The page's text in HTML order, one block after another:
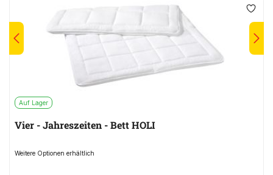
Auf Lager
Vier - Jahreszeiten - Bett HOLI
Weitere Optionen erhältlich